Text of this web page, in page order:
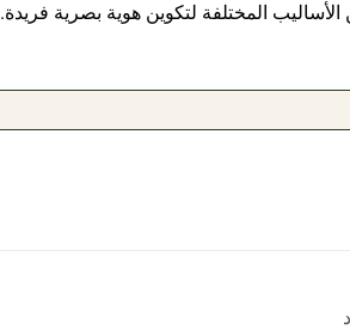
الأساليب المختلفة لتكوين هوية بصرية فريدة.